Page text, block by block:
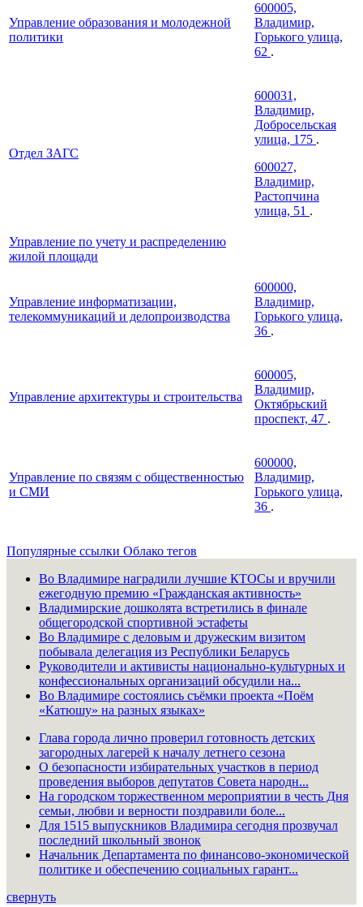
Управление образования и молодежной
политики
600005,
Владимир,
Горького улица,
62 .
Отдел ЗАГС
600031,
Владимир,
Добросельская
улица, 175 .
600027,
Владимир,
Растопчина
улица, 51 .
Управление по учету и распределению
жилой площади
Управление информатизации,
телекоммуникаций и делопроизводства
600000,
Владимир,
Горького улица,
36 .
Управление архитектуры и строительства
600005,
Владимир,
Октябрьский
проспект, 47 .
Управление по связям с общественностью
и СМИ
600000,
Владимир,
Горького улица,
36 .
Популярные ссылки Облако тегов
Во Владимире наградили лучшие КТОСы и вручили
ежегодную премию «Гражданская активность»
Владимирские дошколята встретились в финале
общегородской спортивной эстафеты
Во Владимире с деловым и дружеским визитом
побывала делегация из Республики Беларусь
Руководители и активисты национально-культурных и
конфессиональных организаций обсудили на...
Во Владимире состоялись съёмки проекта «Поём
«Катюшу» на разных языках»
Глава города лично проверил готовность детских
загородных лагерей к началу летнего сезона
О безопасности избирательных участков в период
проведения выборов депутатов Совета народн...
На городском торжественном мероприятии в честь Дня
семьи, любви и верности поздравили боле...
Для 1515 выпускников Владимира сегодня прозвучал
последний школьный звонок
Начальник Департамента по финансово-экономической
политике и обеспечению социальных гарант...
свернуть